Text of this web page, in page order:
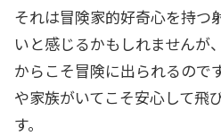
それは冒険家的好奇心を持つ
いと感じるかもしれませんが
からこそ冒険に出られるので
や家族がいてこそ安心して飛
す。